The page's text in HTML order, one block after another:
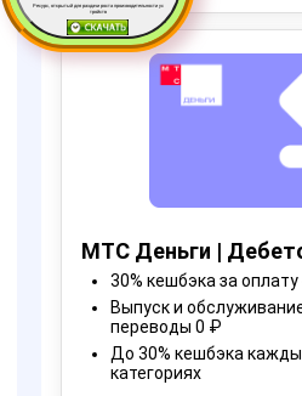
Ресурс, открытый для раздачи роста производительности ус
тройств